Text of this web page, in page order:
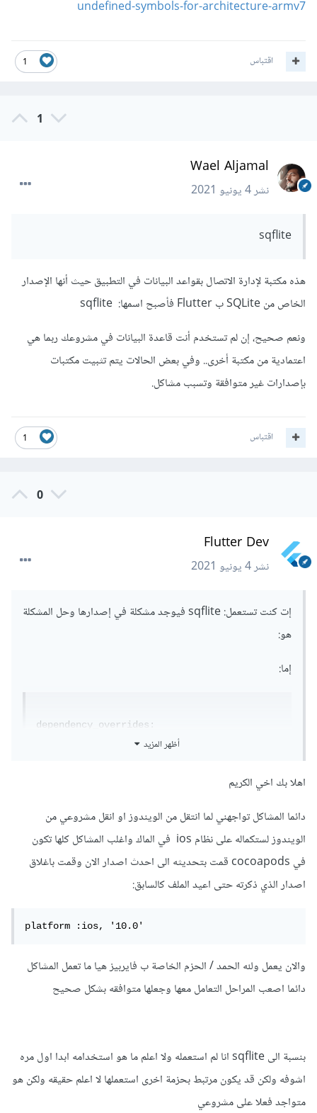
undefined-symbols-for-architecture-armv7
1 اقتباس
1
Wael Aljamal
نشر4 يونيو 2021
sqflite
هذه مكتبة لإدارة الاتصال بقواعد البيانات في التطبيق حيث أنها الإصدار
الخاص من SQLite ب Flutter فأصبح اسمها: sqflite
ونعم صحيح، إن لم تستخدم أنت قاعدة البيانات في مشروعك ربما هي
اعتمادية من مكتبة أخرى.. وفي بعض الحالات يتم تثبيت مكتبات
بإصدارات غير متوافقة وتسبب مشاكل.
1 اقتباس
0
Flutter Dev
نشر4 يونيو 2021
إت كنت تستعمل: sqflite فيوجد مشكلة في إصدارها وحل المشكلة
هو:
إما:
dependency_overrides:
https://github.com/TinyProgrammers/sqflite.
      path: sqflite
أو:
		sdk:
			sqflite: 1.3.1+2
	change IOS Deployment Target from
__________
أظهر المزيد
اهلا بك اخي الكريم
دائما المشاكل تواجهني لما انتقل من الويندوز او انقل مشروعي من
الويندوز لستكماله على نظام ios في الماك واغلب المشاكل كلها تكون
في cocoapods قمت بتحديثه الى احدث اصدار الان وقمت باغلاق
اصدار الذي ذكرته حتى اعيد الملف كالسابق:
platform :ios, '10.0'
والان يعمل ولله الحمد / الحزم الخاصة ب فايربيز هيا ما تعمل المشاكل
دائما اصعب المراحل التعامل معها وجعلها متوافقه بشكل صحيح
بنسبة الى sqflite انا لم استعمله ولا اعلم ما هو استخدامه ابدا اول مره
اشوفه ولكن قد يكون مرتبط بحزمة اخرى استعملها لا اعلم حقيقه ولكن هو
متواجد فعلا على مشروعي